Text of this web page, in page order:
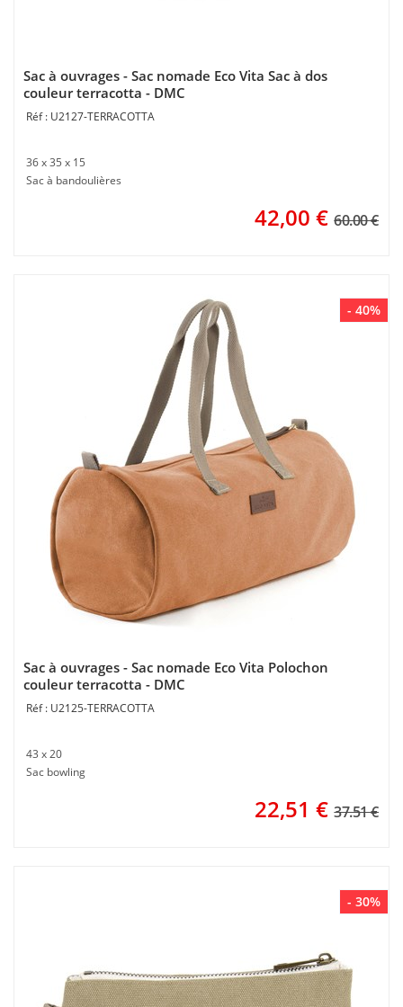
Sac à ouvrages - Sac nomade Eco Vita Sac à dos
couleur terracotta - DMC
U2127-TERRACOTTA
36 x 35 x 15
Sac à bandoulières
42,00 € 60.00 €
- 40%
Sac à ouvrages - Sac nomade Eco Vita Polochon
couleur terracotta - DMC
U2125-TERRACOTTA
43 x 20
Sac bowling
22,51 € 37.51 €
- 30%